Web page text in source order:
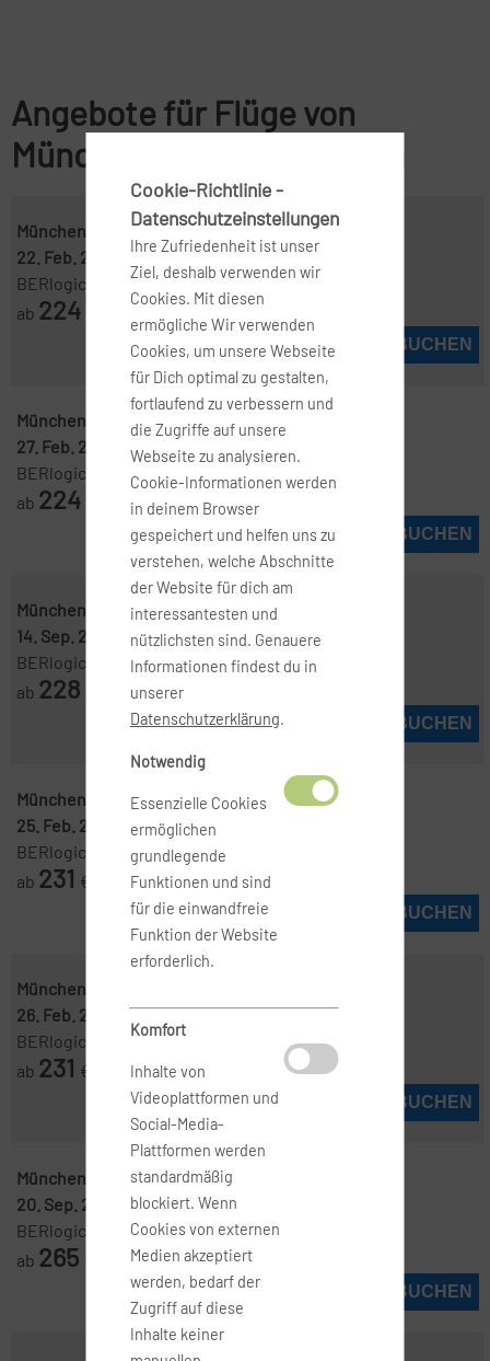
Angebote für Flüge von
München nach Casablanca
München ( MUC )-Casablanca ( CMN )
22. Feb. 2027
1. März 2027
BERlogic
ab 224
JETZT BUCHEN
München ( MUC )
Casablanca ( CMN )
27. Feb. 2027
13. März 2027
BERlogic
ab 224
JETZT BUCHEN
München ( MUC )-Casablanca ( CMN )
14. Sep. 2026
7. Okt. 2026
BERlogic
ab 228
JETZT BUCHEN
München ( MUC )-Casablanca ( CMN )
25. Feb. 2027
13. März 2027
BERlogic
ab 231 €
JETZT BUCHEN
München ( MUC )
26. Feb. 2027
-13. März 2027
BERlogic
ab 231 €
JETZT BUCHEN
München ( MUC )-Casablanca ( CMN )
20. Sep. 2026
-23. Sep. 2026
BERlogic
ab 265
JETZT BUCHEN
Cookie-Richtlinie -
Datenschutzeinstellungen
Ihre Zufriedenheit ist unser
Ziel, deshalb verwenden wir
Cookies. Mit diesen
ermögliche Wir verwenden
Cookies, um unsere Webseite
für Dich optimal zu gestalten,
fortlaufend zu verbessern und
die Zugriffe auf unsere
Webseite zu analysieren.
Cookie-Informationen werden
in deinem Browser
gespeichert und helfen uns zu
verstehen, welche Abschnitte
der Website für dich am
interessantesten und
nützlichsten sind. Genauere
Informationen findest du in
unserer
Datenschutzerklärung.
Notwendig
Essenzielle Cookies
ermöglichen
grundlegende
Funktionen und sind
für die einwandfreie
Funktion der Website
erforderlich.
Komfort
Inhalte von
Videoplattformen und
Social-Media-
Plattformen werden
standardmäßig
blockiert. Wenn
Cookies von externen
Medien akzeptiert
werden, bedarf der
Zugriff auf diese
Inhalte keiner